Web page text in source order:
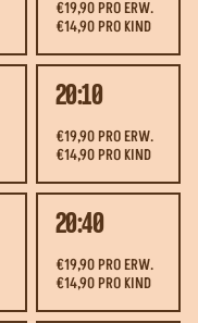
€19,90 PRO ERW.
€14,90 PRO KIND
20:10
€19,90 PRO ERW.
€14,90 PRO KIND
20:40
€19,90 PRO ERW.
€14,90 PRO KIND